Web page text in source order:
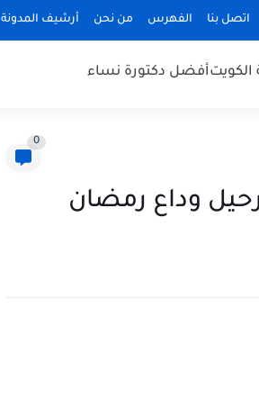
اتصل بنا الفهرس من نحن أرشيف المدونة
الكويتأفضل دكتورة نساء
0
وداع رمضان